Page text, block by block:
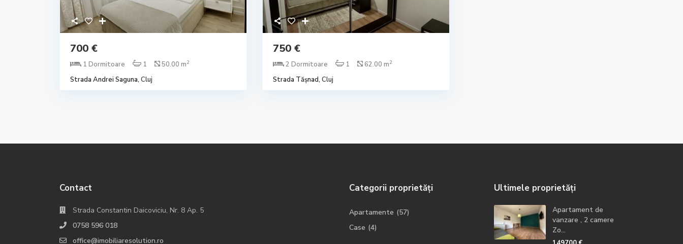
700 €
1 Dormitoare 1 50.00 m2
Strada Andrei Saguna, Cluj
750 €
2 Dormitoare 1 62.00 m2
Strada Tășnad, Cluj
Contact
Strada Constantin Daicoviciu, Nr. 8 Ap. 5
0758 596 018
office@imobiliaresolution.ro
Categorii proprietăți
Apartamente (57)
Case (4)
Ultimele proprietăți
Apartament de
vanzare , 2 camere
Zo...